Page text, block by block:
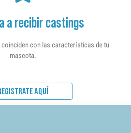
a recibir castings
con las características de tu
mascota.
AQUÍ